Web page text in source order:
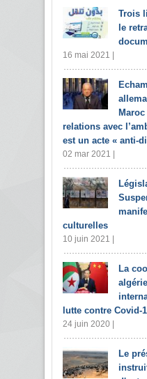
Trois
le
16 mai 2021 |
relations avec
est un acte « anti-
02 mar 2021 |
culturelles
10 juin 2021 |
La
lutte contre Covid-
24 juin 2020 |
Le